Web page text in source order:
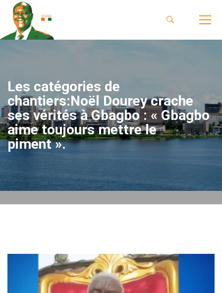
Les catégories de
chantiers:Noël Dourey crache
ses vérités à Gbagbo : « Gbagbo
aime toujours mettre le
piment ».